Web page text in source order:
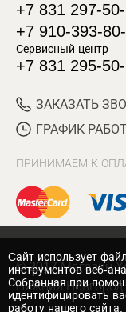
+7 831 297-
+7 910-393-
Сервисный центр
+7 831 295-
ЗАКАЗАТЬ
ГРАФИК
ПРИНИМАЕМ К
© 2017 Магазин
Нижний Новгород
Cайт использует
инструментов веб-
Собранная при
идентифицировать
работу нашего сайта.